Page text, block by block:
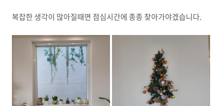
복잡한 생각이 많아질때면 점심시간에 종종 찾아가야겠습니다.